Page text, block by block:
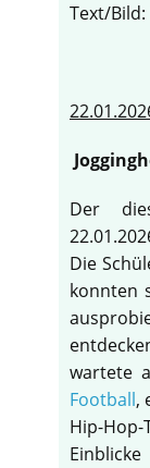
Text/Bild:
Der
Die
konnten
wartete
Football,
Hip-